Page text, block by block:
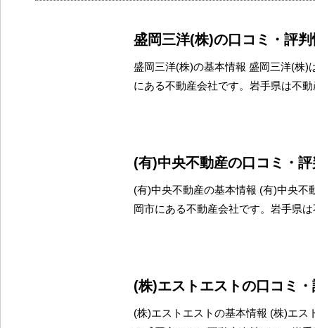
盛岡三洋(株)の口コミ・評
盛岡三洋(株)の基本情報 盛岡三洋(株)
にある不動産会社です。岩手県は不
(有)中央不動産の口コミ・
(有)中央不動産の基本情報 (有)中央不
岡市にある不動産会社です。岩手県
(株)エストエストの口コミ
(株)エストエストの基本情報 (株)エス